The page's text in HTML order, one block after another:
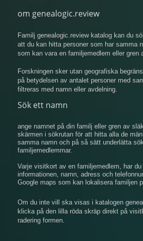
om genealogic.review
Familj genealogic.review katalog kan du
att du kan hitta personer som har samma
som kan vara en familjemedlem eller gren
Forskningen sker utan geografiska
på betydelsen av antalet personer med
filtreras med namn eller avdelning.
Sök ett namn
ange namnet på din familj eller gren av
skärmen i sökrutan för att hitta alla de
samma namn och på så sätt underlätta
familjemedlemmar.
Varje visitkort av en familjemedlem, har
informationen, namn, adress och
Google maps som kan lokalisera familjen
Om du inte vill ska visas i katalogen
klicka på den lilla röda skräp direkt på
radering formen.